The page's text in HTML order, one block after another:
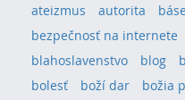
ateizmus
autorita
bezpečnosť na internete
blahoslavenstvo
blog
bolesť
boží dar božia